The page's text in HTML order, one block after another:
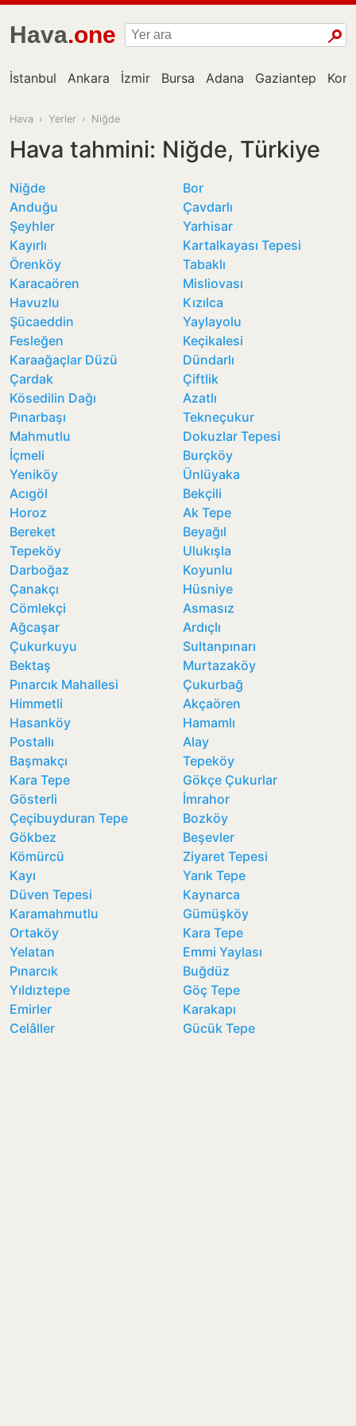
Hava.one
İstanbul Ankara İzmir Bursa Adana Gaziantep
Hava › Yerler › Niğde
Hava tahmini: Niğde, Türkiye
Niğde
Bor
Anduğu
Çavdarlı
Şeyhler
Yarhisar
Kayırlı
Kartalkayası Tepesi
Örenköy
Tabaklı
Karacaören
Misliovası
Havuzlu
Kızılca
Şücaeddin
Yaylayolu
Fesleğen
Keçikalesi
Karaağaçlar Düzü
Dündarlı
Çardak
Çiftlik
Kösedilin Dağı
Azatlı
Pınarbaşı
Tekneçukur
Mahmutlu
Dokuzlar Tepesi
İçmeli
Burçköy
Yeniköy
Ünlüyaka
Acıgöl
Bekçili
Horoz
Ak Tepe
Bereket
Beyağıl
Tepeköy
Ulukışla
Darboğaz
Koyunlu
Çanakçı
Hüsniye
Cömlekçi
Asmasız
Ağcaşar
Ardıçlı
Çukurkuyu
Sultanpınarı
Bektaş
Murtazaköy
Pınarcık Mahallesi
Çukurbağ
Himmetli
Akçaören
Hasanköy
Hamamlı
Postallı
Alay
Başmakçı
Tepeköy
Kara Tepe
Gökçe Çukurlar
Gösterli
İmrahor
Çeçibuyduran Tepe
Bozköy
Gökbez
Beşevler
Kömürcü
Ziyaret Tepesi
Kayı
Yarık Tepe
Düven Tepesi
Kaynarca
Karamahmutlu
Gümüşköy
Ortaköy
Kara Tepe
Yelatan
Emmi Yaylası
Pınarcık
Buğdüz
Yıldıztepe
Göç Tepe
Emirler
Karakapı
Celâller
Gücük Tepe